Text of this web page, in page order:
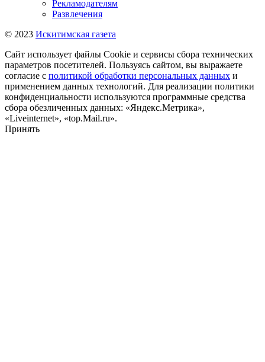
Рекламодателям
Развлечения
© 2023 Искитимская газета
Сайт использует файлы Cookie и сервисы сбора технических
параметров посетителей. Пользуясь сайтом, вы выражаете
согласие с политикой обработки персональных данных и
применением данных технологий. Для реализации политики
конфиденциальности используются программные средства
сбора обезличенных данных: «Яндекс.Метрика»,
«Liveinternet», «top.Mail.ru».
Принять